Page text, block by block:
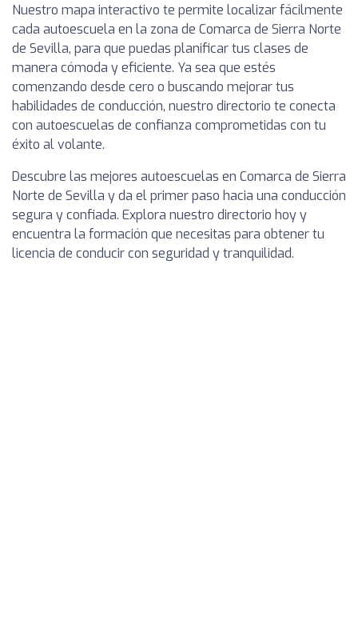
Nuestro mapa interactivo te permite localizar fácilmente
cada autoescuela en la zona de Comarca de Sierra Norte
de Sevilla, para que puedas planificar tus clases de
manera cómoda y eficiente. Ya sea que estés
comenzando desde cero o buscando mejorar tus
habilidades de conducción, nuestro directorio te conecta
con autoescuelas de confianza comprometidas con tu
éxito al volante.
Descubre las mejores autoescuelas en Comarca de Sierra
Norte de Sevilla y da el primer paso hacia una conducción
segura y confiada. Explora nuestro directorio hoy y
encuentra la formación que necesitas para obtener tu
licencia de conducir con seguridad y tranquilidad.